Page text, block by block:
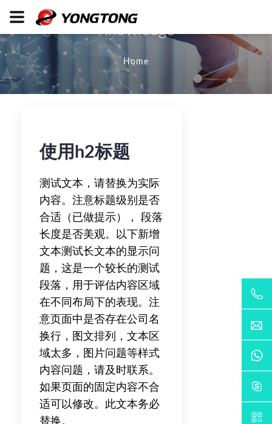
Knowledge
Home
使用h2标题
测试文本，请替换为实际
内容。注意标题级别是否
合适（已做提示）， 段落
长度是否美观。以下新增
文本测试长文本的显示问
题，这是一个较长的测试
段落，用于评估内容区域
在不同布局下的表现。注
意页面中是否存在公司名
换行，图文排列，文本区
域太多，图片问题等样式
内容问题，请及时联系。
如果页面的固定内容不合
适可以修改。此文本务必
替换。